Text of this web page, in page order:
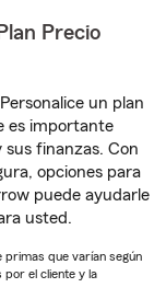
Precio
un plan
es importante
finanzas. Con
opciones para
puede ayudarle
usted.
primas que varían según
por el cliente y la